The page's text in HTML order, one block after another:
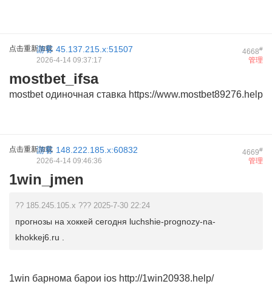
点击重新加载 4668#
游客 45.137.215.x:51507
管理
2026-4-14 09:37:17
mostbet_ifsa
mostbet одиночная ставка https://www.mostbet89276.help
点击重新加载 4669#
游客 148.222.185.x:60832
管理
2026-4-14 09:46:36
1win_jmen
?? 185.245.105.x ??? 2025-7-30 22:24
прогнозы на хоккей сегодня luchshie-prognozy-na-
khokkej6.ru .
1win барнома барои ios http://1win20938.help/